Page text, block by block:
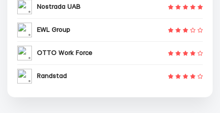
Nostrada UAB
EWL Group
OTTO Work Force
Randstad